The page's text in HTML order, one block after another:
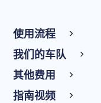
使用流程
我们的车队
其他费用
指南视频